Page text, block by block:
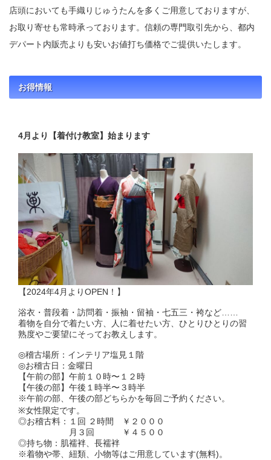
店頭においても手織りじゅうたんを多くご用意しておりますが、
お取り寄せも常時承っております。信頼の専門取引先から、都内
デパート内販売よりも安いお値打ち価格でご提供いたします。
お得情報
4月より【着付け教室】始まります
【2024年4月よりOPEN！】
浴衣・普段着・訪問着・振袖・留袖・七五三・袴など……
着物を自分で着たい方、人に着せたい方、ひとりひとりの習
熟度やご要望にそってお教えします。
◎稽古場所：インテリア塩見１階
◎お稽古日：金曜日
【午前の部】午前１０時〜１２時
【午後の部】午後１時半〜３時半
※午前の部、午後の部どちらかを毎回ご予約ください。
※女性限定です。
◎お稽古料：１回 ２時間 ￥２０００
月３回 ￥４５００
◎持ち物：肌襦袢、長襦袢
※着物や帯、紐類、小物等はご用意しています(無料)。